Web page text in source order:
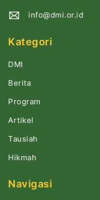
info@dmi.or.id
Kategori
DMI
Berita
Program
Artikel
Tausiah
Hikmah
Navigasi